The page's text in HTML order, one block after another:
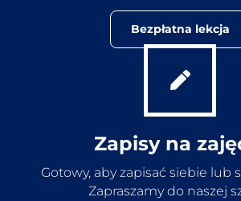
Bezpłatna lekcja
Zapisy na
Gotowy, aby zapisać siebie lub
Zapraszamy do naszej